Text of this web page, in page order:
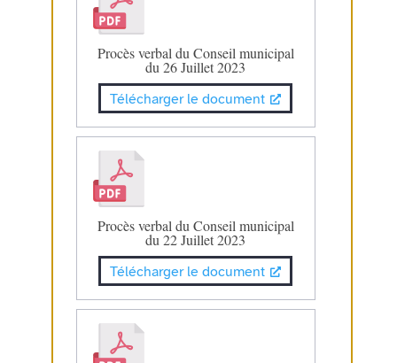
Procès verbal du Conseil municipal
du 26 Juillet 2023
Télécharger le document
Procès verbal du Conseil municipal
du 22 Juillet 2023
Télécharger le document